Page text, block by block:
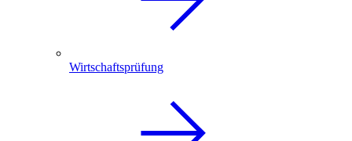
Wirtschaftsprüfung